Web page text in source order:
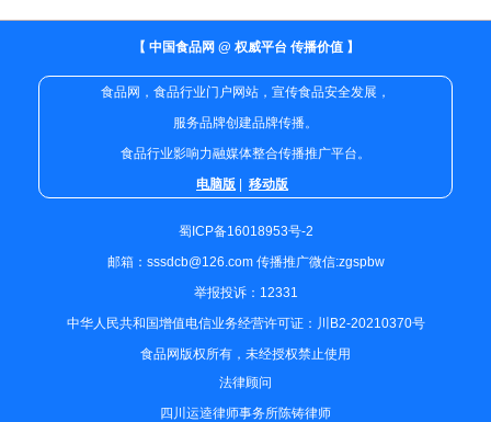
【 中国食品网 @ 权威平台 传播价值 】
食品网，食品行业门户网站，宣传食品安全发展，
服务品牌创建品牌传播。
食品行业影响力融媒体整合传播推广平台。
电脑版 | 移动版
蜀ICP备16018953号-2
邮箱：sssdcb@126.com 传播推广微信:zgspbw
举报投诉：12331
中华人民共和国增值电信业务经营许可证：川B2-20210370号
食品网版权所有，未经授权禁止使用
法律顾问
四川运逵律师事务所陈铸律师